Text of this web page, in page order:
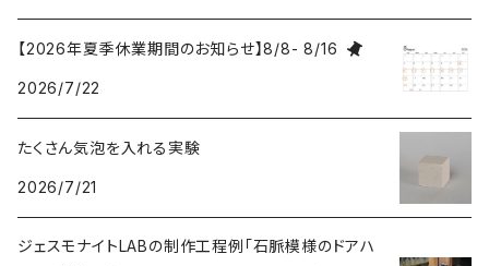
【2026年夏季休業期間のお知らせ】8/8- 8/16
2026/7/22
たくさん気泡を入れる実験
2026/7/21
ジェスモナイトLABの制作工程例「石脈模様のドアハ